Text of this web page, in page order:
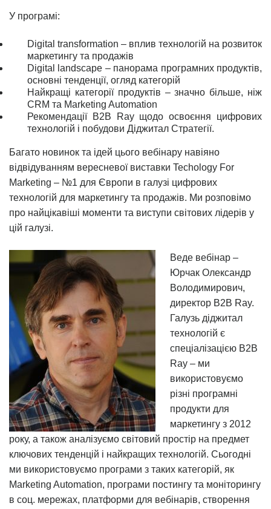
У програмі:
Digital transformation – вплив технологій на розвиток
маркетингу та продажів
Digital landscape – панорама програмних продуктів,
основні тенденції, огляд категорій
Найкращі категорії продуктів – значно більше, ніж
CRM та Marketing Automation
Рекомендації B2B Ray щодо освоєння цифрових
технологій і побудови Діджитал Стратегії.
Багато новинок та ідей цього вебінару навіяно
відвідуванням вересневої виставки Techology For
Marketing – №1 для Європи в галузі цифрових
технологій для маркетингу та продажів. Ми розповімо
про найцікавіші моменти та виступи світових лідерів у
цій галузі.
Веде вебінар –
Юрчак Олександр
Володимирович,
директор B2B Ray.
Галузь діджитал
технологій є
спеціалізацією B2B
Ray – ми
використовуємо
різні програмні
продукти для
маркетингу з 2012
року, а також аналізуємо світовий простір на предмет
ключових тенденцій і найкращих технологій. Сьогодні
ми використовуємо програми з таких категорій, як
Marketing Automation, програми постингу та моніторингу
в соц. мережах, платформи для вебінарів, створення